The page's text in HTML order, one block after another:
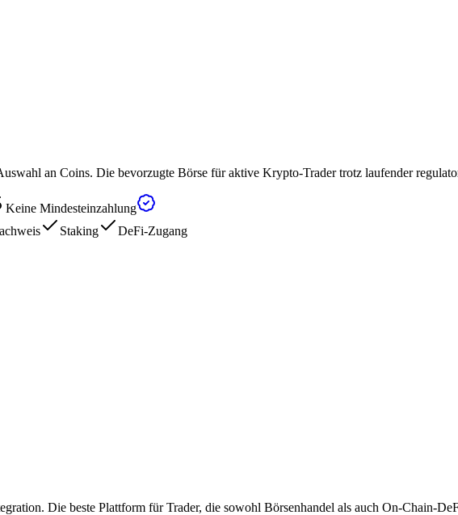
an Coins. Die bevorzugte Börse für aktive Krypto-Trader trotz laufender
Keine Mindesteinzahlung
Staking DeFi-Zugang
Die beste Plattform für Trader, die sowohl Börsenhandel als auch On-Chain-